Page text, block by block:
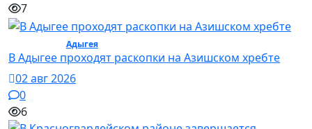
7
Адыгея/ Общество
В Адыгее проходят раскопки на Азишском хребте
02 авг 2026
0
6